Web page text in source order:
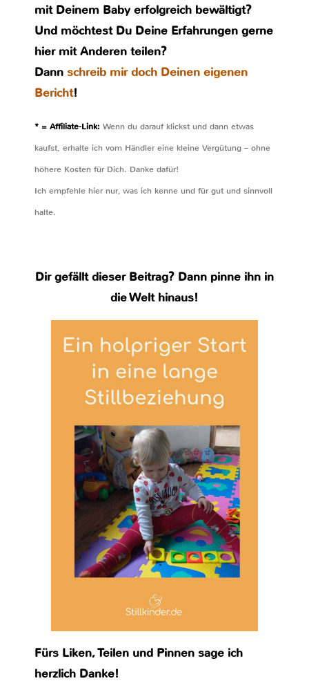
mit Deinem Baby erfolgreich bewältigt?
Und möchtest Du Deine Erfahrungen gerne
hier mit Anderen teilen?
Dann schreib mir doch Deinen eigenen
Bericht!
* = Affiliate-Link: Wenn du darauf klickst und dann etwas
kaufst, erhalte ich vom Händler eine kleine Vergütung – ohne
höhere Kosten für Dich. Danke dafür!
Ich empfehle hier nur, was ich kenne und für gut und sinnvoll
halte.
Dir gefällt dieser Beitrag? Dann pinne ihn in
die Welt hinaus!
Fürs Liken, Teilen und Pinnen sage ich
herzlich Danke!